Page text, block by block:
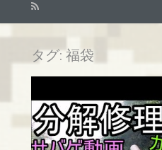
タグ: 福袋